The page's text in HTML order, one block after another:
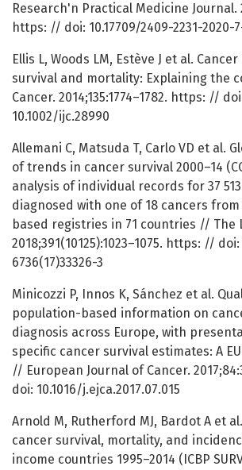
Research'n Practical Medicine Journal.
https: // doi: 10.17709/2409-2231-2020-
Ellis L, Woods LM, Estève J et al.
survival and mortality: Explaining the
Cancer. 2014;135:1774–1782. https: //
10.1002/ijc.28990
Allemani C, Matsuda T, Carlo VD et al.
of trends in cancer survival 2000–14
analysis of individual records for 37
diagnosed with one of 18 cancers
based registries in 71 countries // The
2018;391(10125):1023–1075. https: //
6736(17)33326-3
Minicozzi P, Innos K, Sánchez et al.
population-based information on
diagnosis across Europe, with
specific cancer survival estimates: A
// European Journal of Cancer.
doi: 10.1016/j.ejca.2017.07.015
Arnold M, Rutherford MJ, Bardot A et
cancer survival, mortality, and
income countries 1995–2014 (ICBP